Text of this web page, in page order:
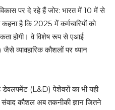
पर दे रहे हैं जोर: भारत में 10 में से
है कि 2025 में कर्मचारियों को
होगी। वे विशेष रूप से एआई
व्यावहारिक कौशलों पर ध्यान
डेवलपमेंट (L&D) पेशेवरों का भी यही
संवाद कौशल अब तकनीकी ज्ञान जितने